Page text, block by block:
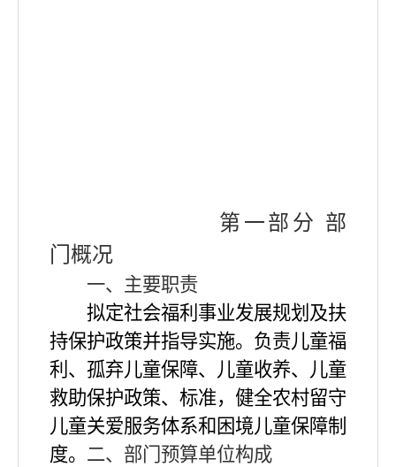
第一部分 部
门概况
一、主要职责
拟定社会福利事业发展规划及扶
持保护政策并指导实施。 负责儿童福
利、孤弃儿童保障、儿童收养、儿童
救助保护政策、标准，健全农村留守
儿童关爱服务体系和困境儿童保障制
度。 二、部门预算单位构成